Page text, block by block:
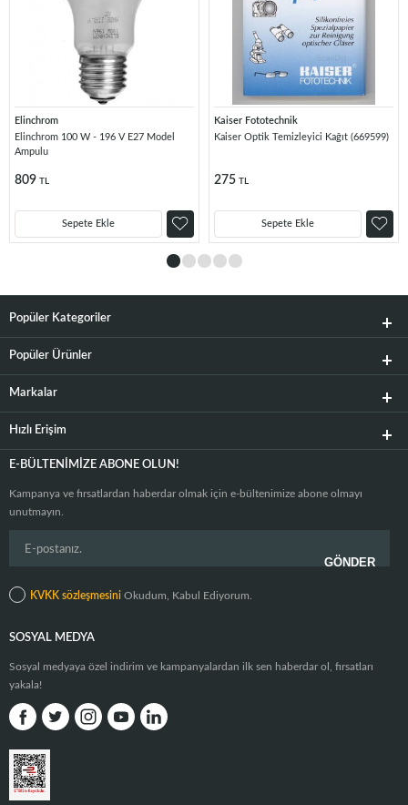
Elinchrom
Elinchrom 100 W - 196 V E27 Model
Ampulu
809 TL
Sepete Ekle
Kaiser Fototechnik
Kaiser Optik Temizleyici Kağıt (669599)
275 TL
Sepete Ekle
Popüler Kategoriler
Popüler Ürünler
Markalar
Hızlı Erişim
E-BÜLTENIMIZE ABONE OLUN!
Kampanya ve fırsatlardan haberdar olmak için e-bültenimize abone olmayı
unutmayın.
KVKK sözleşmesini Okudum, Kabul Ediyorum.
SOSYAL MEDYA
Sosyal medyaya özel indirim ve kampanyalardan ilk sen haberdar ol, fırsatları
yakala!